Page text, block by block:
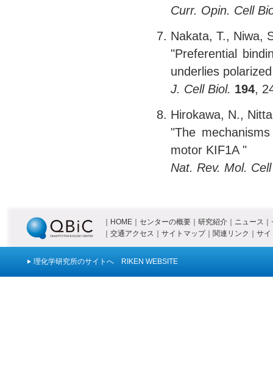
Curr. Opin. Cell
Nakata, T., Niwa,
"Preferential
underlies
J. Cell Biol. 194,
Hirokawa, N.,
"The
motor KIF1A "
Nat. Rev. Mol.
HOME｜ センターの概要｜ 研究紹介｜ ニュース
交通アクセス サイトマップ｜ 関連リンク サイ
理化学研究所のサイトへ RIKEN WEBSITE